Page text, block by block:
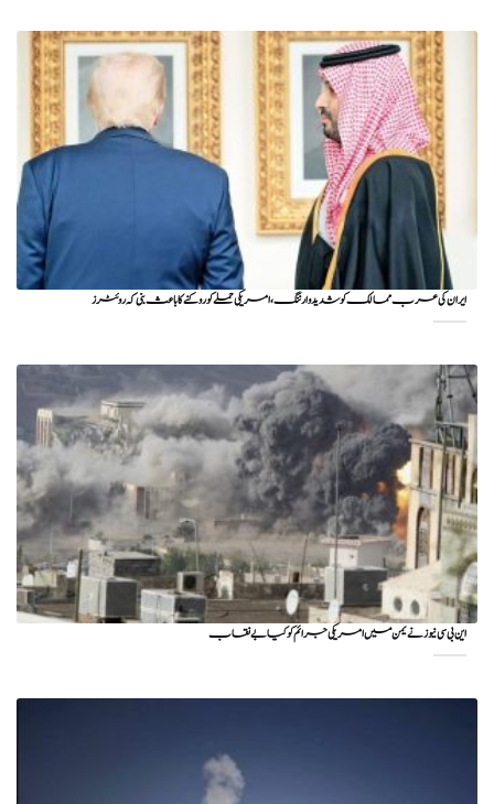
ایران کی عرب ممالک کو شدید وارننگ، امریکی حملے کو روکنے کا باعث بنی کہ روئٹرز
این بی سی نیوز نے یمن میں امریکی جرائم کو کیا بے نقاب